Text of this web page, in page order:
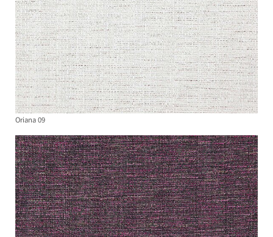
Oriana 09